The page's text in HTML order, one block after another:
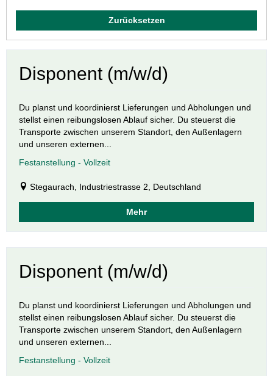
Zurücksetzen
Disponent (m/w/d)
Du planst und koordinierst Lieferungen und Abholungen und
stellst einen reibungslosen Ablauf sicher. Du steuerst die
Transporte zwischen unserem Standort, den Außenlagern
und unseren externen...
Festanstellung - Vollzeit
Stegaurach, Industriestrasse 2, Deutschland
Mehr
Disponent (m/w/d)
Du planst und koordinierst Lieferungen und Abholungen und
stellst einen reibungslosen Ablauf sicher. Du steuerst die
Transporte zwischen unserem Standort, den Außenlagern
und unseren externen...
Festanstellung - Vollzeit